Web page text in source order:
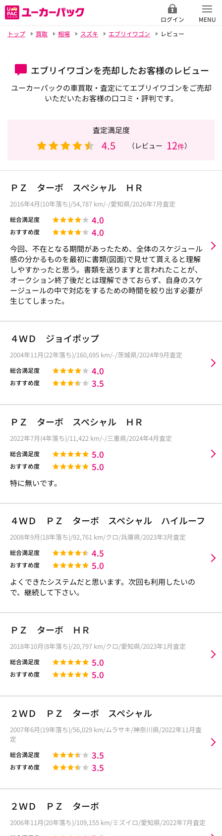
ログイン
MENU
トップ
買取 相場 スズキ エブリイワゴン レビュー
エブリイワゴンを売却したお客様のレビュー
ユーカーパックの車買取・査定にてエブリイワゴンをご売却
いただいたお客様の口コミ・評判です。
査定満足度
4.5 （レビュー 12件）
ＰＺ ターボ スペシャル ＨＲ
2016年4月(10年落ち)/54,787 km/-/愛知県/2026年7月査定
総合満足度 4.0
おすすめ度 4.0
今回、不在となる期間があったため、全体のスケジュール
感の分かるものを最初に書類(図面)で見せて貰えると理解
しやすかったと思う。書類を送りますと言われたことが、
オークション終了後だとは理解できておらず、自身のスケ
ージュールの中で対応をするための時間を絞り出す必要が
生じてしまった。
４ＷＤ ジョイポップ
2004年11月(22年落ち)/160,695 km/-/茨城県/2024年9月査定
総合満足度 4.0
おすすめ度 3.5
ＰＺ ターボ スペシャル ＨＲ
2022年7月(4年落ち)/11,422 km/-/三重県/2024年4月査定
総合満足度 5.0
おすすめ度 5.0
特に無いです。
４ＷＤ ＰＺ ターボ スペシャル ハイルーフ
2008年9月(18年落ち)/92,761 km/クロ/兵庫県/2023年3月査定
総合満足度 4.5
おすすめ度 5.0
よくできたシステムだと思います。次回も利用したいの
で、継続して下さい。
ＰＺ ターボ ＨＲ
2018年10月(8年落ち)/20,797 km/クロ/愛知県/2023年1月査定
総合満足度 5.0
おすすめ度 5.0
２ＷＤ ＰＺ ターボ スペシャル
2007年6月(19年落ち)/56,029 km/ムラサキ/神奈川県/2022年11月査
定
総合満足度 3.5
おすすめ度 3.5
２ＷＤ ＰＺ ターボ
2006年11月(20年落ち)/109,155 km/ミズイロ/愛知県/2022年7月査定